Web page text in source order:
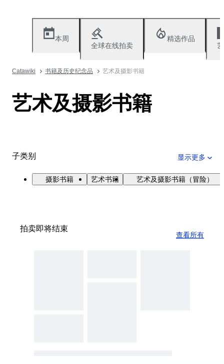
本周
全球在线拍卖
精选作品
Catawiki 书籍及历史纪念品 艺术及摄影书籍
艺术及摄影书籍
子类别 显示更多
摄影书籍 艺术书籍 艺术及摄影书籍（冒险）
拍卖即将结束
查看所有